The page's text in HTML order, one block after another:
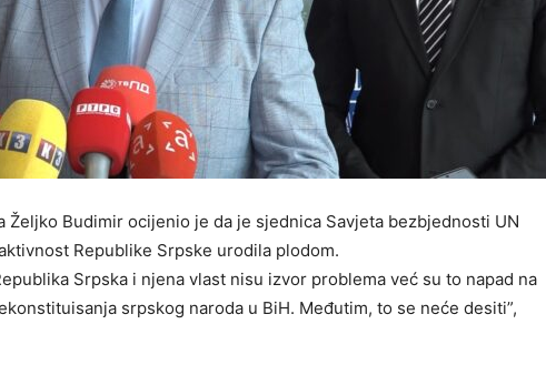
Željko Budimir ocijenio je da je sjednica Savjeta bezbjednosti UN
Republike Srpske urodila plodom.
Srpska i njena vlast nisu izvor problema već su to napad na
srpskog naroda u BiH. Međutim, to se neće desiti”,